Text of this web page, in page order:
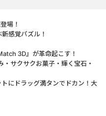
場！
感覚パズル！
3D』が革命起こす！
サクサクお菓子・輝く宝石・
にドラッグ満タンでドカン！大